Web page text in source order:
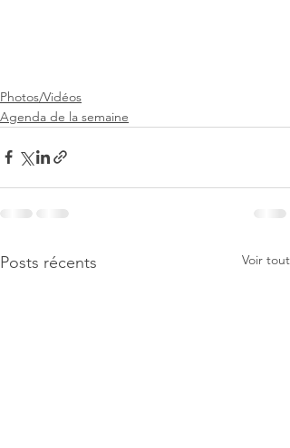
Photos/Vidéos
Agenda de la semaine
Posts récents Voir tout